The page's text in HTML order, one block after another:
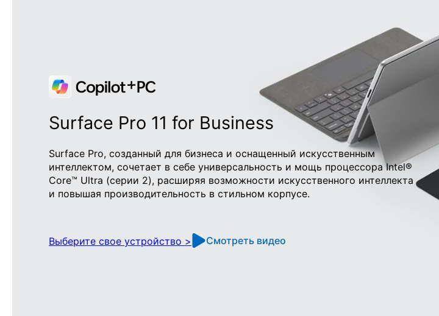
Surface Pro 11 for Business
Surface Pro, созданный для бизнеса и оснащенный искусственным
интеллектом, сочетает в себе универсальность и мощь процессора Intel®
Core™ Ultra (серии 2), расширяя возможности искусственного интеллекта
и повышая производительность в стильном корпусе.
Выберите свое устройство > Смотреть видео